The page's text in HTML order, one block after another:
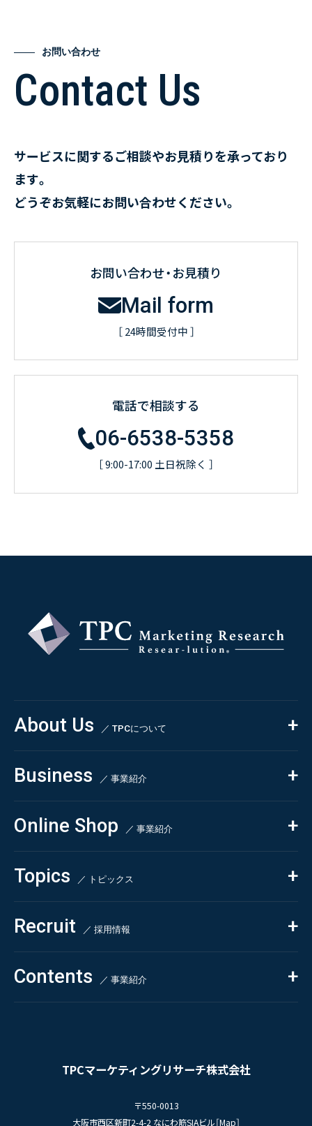
お問い合わせ
Contact Us
サービスに関するご相談やお見積りを承っており
ます。
どうぞお気軽にお問い合わせください。
お問い合わせ・お見積り
Mail form
［ 24時間受付中 ］
電話で相談する
06-6538-5358
［ 9:00-17:00 土日祝除く ］
TPCマーケティングリサーチ株式会社
〒550-0013
大阪市西区新町2-4-2 なにわ筋SIAビル［Map］
About Us ／ TPCについて
私たちの強み
会社概要・沿革
CSR
Business ／ 事業紹介
コンサルティング
依頼・受託調査
- 市場調査
- 競合調査
- アンケート調査
- クイックリサーチ
自主企画調査
Online Shop ／ 事業紹介
Beauty & Cosmetics
Health & Food
Pharmaceuticals & Medical
Chemical & Life Sciences
Topics ／ トピックス
ALL
お知らせ
新刊情報
掲載情報
Recruit ／ 採用情報
採用TOP
- 求める人物像
Contents ／ 事業紹介
お問い合わせ
プライバシーポリシー